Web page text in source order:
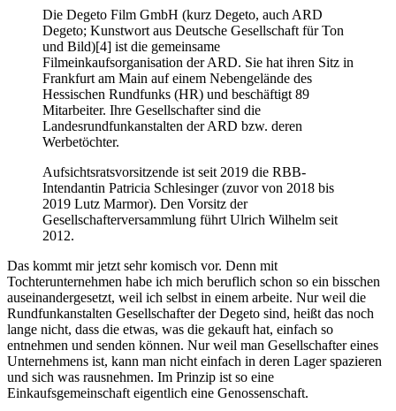
Die Degeto Film GmbH (kurz Degeto, auch ARD
Degeto; Kunstwort aus Deutsche Gesellschaft für Ton
und Bild)[4] ist die gemeinsame
Filmeinkaufsorganisation der ARD. Sie hat ihren Sitz in
Frankfurt am Main auf einem Nebengelände des
Hessischen Rundfunks (HR) und beschäftigt 89
Mitarbeiter. Ihre Gesellschafter sind die
Landesrundfunkanstalten der ARD bzw. deren
Werbetöchter.
Aufsichtsratsvorsitzende ist seit 2019 die RBB-
Intendantin Patricia Schlesinger (zuvor von 2018 bis
2019 Lutz Marmor). Den Vorsitz der
Gesellschafterversammlung führt Ulrich Wilhelm seit
2012.
Das kommt mir jetzt sehr komisch vor. Denn mit
Tochterunternehmen habe ich mich beruflich schon so ein bisschen
auseinandergesetzt, weil ich selbst in einem arbeite. Nur weil die
Rundfunkanstalten Gesellschafter der Degeto sind, heißt das noch
lange nicht, dass die etwas, was die gekauft hat, einfach so
entnehmen und senden können. Nur weil man Gesellschafter eines
Unternehmens ist, kann man nicht einfach in deren Lager spazieren
und sich was rausnehmen. Im Prinzip ist so eine
Einkaufsgemeinschaft eigentlich eine Genossenschaft.